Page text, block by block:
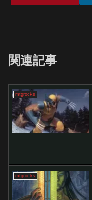
関連記事
mtgrocks
mtgrocks